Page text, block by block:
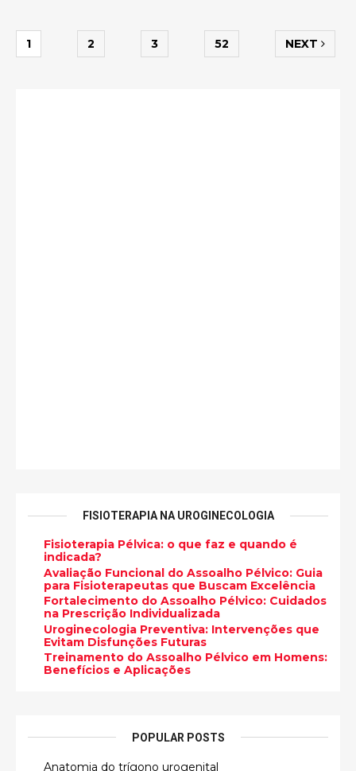
1 2 3 52 NEXT
FISIOTERAPIA NA UROGINECOLOGIA
Fisioterapia Pélvica: o que faz e quando é
indicada?
Avaliação Funcional do Assoalho Pélvico: Guia
para Fisioterapeutas que Buscam Excelência
Fortalecimento do Assoalho Pélvico: Cuidados
na Prescrição Individualizada
Uroginecologia Preventiva: Intervenções que
Evitam Disfunções Futuras
Treinamento do Assoalho Pélvico em Homens:
Benefícios e Aplicações
POPULAR POSTS
Anatomia do trígono urogenital